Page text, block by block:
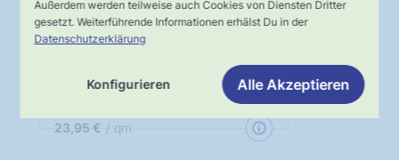
Außerdem werden teilweise auch Cookies von Diensten Dritter
gesetzt. Weiterführende Informationen erhälst Du in der
Datenschutzerklärung
Konfigurieren Alle Akzeptieren
SPC Vinylboden mit integrierter
Anthrazit
6.5mm
23,95 € / qm